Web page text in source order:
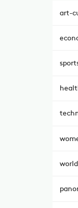
art-
world